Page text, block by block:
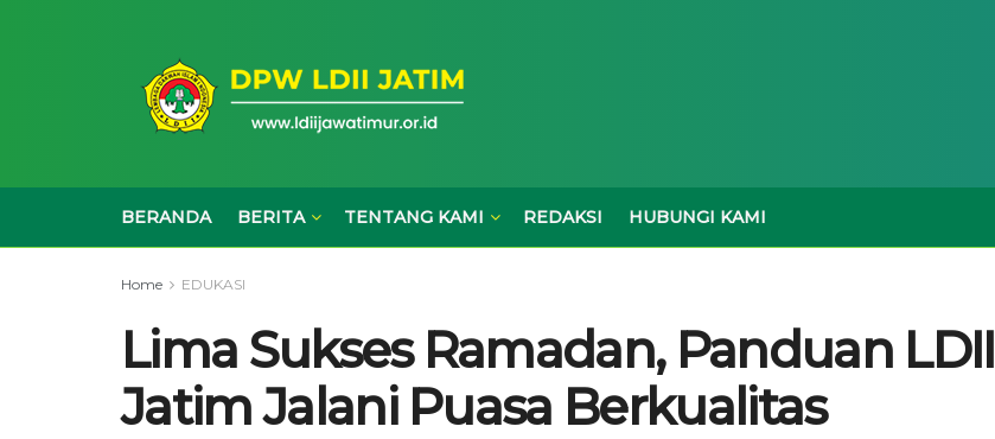
BERANDA BERITA TENTANG KAMI REDAKSI HUBUNGI KAMI
Home EDUKASI
Lima Sukses Ramadan, Panduan LDII
Jatim Jalani Puasa Berkualitas